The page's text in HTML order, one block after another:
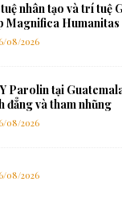
nhân tạo và trí tuệ
Magnifica Humanitas
08/2026
Parolin tại
đẳng và tham nhũng
08/2026
08/2026